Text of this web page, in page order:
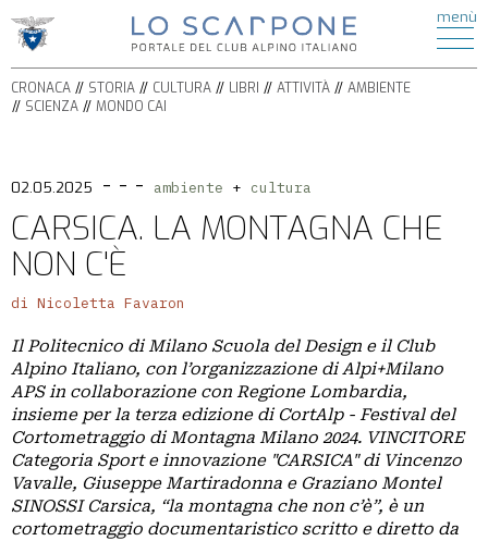
menù
HOME
CRONACA
STORIA
AMBIENTE
SCIENZA
ITINERARI
PODCAST
VIDEO
ATTIVITÀ
ESCURSIONISMO
ALPINISMO
ARRAMPICATA
SPELEOLOGIA
ALPINISMO
CIASPOLE
TORRENTISMO
IL
MONDO
CAI
SEZIONI
GRUPPI
REGIONALI
CRONACA STORIA CULTURA LIBRI ATTIVITÀ
AMBIENTE
SCIENZA
MONDO CAI
02.05.2025 - - - ambiente cultura
CARSICA. LA MONTAGNA CHE
NON C'È
di Nicoletta Favaron
Il Politecnico di Milano Scuola del Design e il Club
Alpino Italiano, con l’organizzazione di Alpi+Milano
APS in collaborazione con Regione Lombardia,
insieme per la terza edizione di CortAlp - Festival del
Cortometraggio di Montagna Milano 2024. VINCITORE
Categoria Sport e innovazione "CARSICA" di Vincenzo
Vavalle, Giuseppe Martiradonna e Graziano Montel
SINOSSI Carsica, “la montagna che non c’è”, è un
cortometraggio documentaristico scritto e diretto da